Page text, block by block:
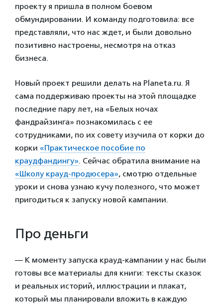
проекту я пришла в полном боевом
обмундировании. И команду подготовила: все
представляли, что нас ждет, и были довольно
позитивно настроены, несмотря на отказ
бизнеса.
Новый проект решили делать на Planeta.ru. Я
сама поддерживаю проекты на этой площадке
последние пару лет, на «Белых ночах
фандрайзинга» познакомилась с ее
сотрудниками, по их совету изучила от корки до
корки «Практическое пособие по
краудфандингу». Сейчас обратила внимание на
«Школу крауд-продюсера», смотрю отдельные
уроки и снова узнаю кучу полезного, что может
пригодиться к запуску новой кампании.
Про деньги
— К моменту запуска крауд-кампании у нас были
готовы все материалы для книги: тексты сказок
и реальных историй, иллюстрации и плакат,
который мы планировали вложить в каждую